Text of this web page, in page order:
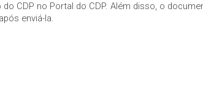
CDP no Portal do CDP. Além disso, o
enviá-la.